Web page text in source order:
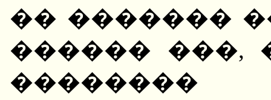
�� �������
������ ���,